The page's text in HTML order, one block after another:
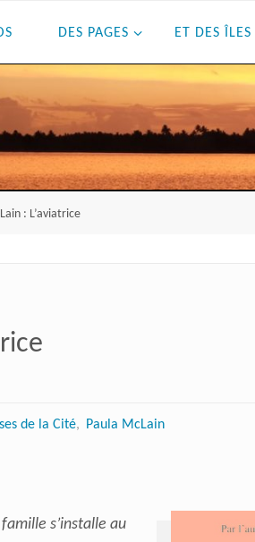
DES PAGES ET DES ÎLES
: L’aviatrice
de la Cité, Paula McLain
s’installe au